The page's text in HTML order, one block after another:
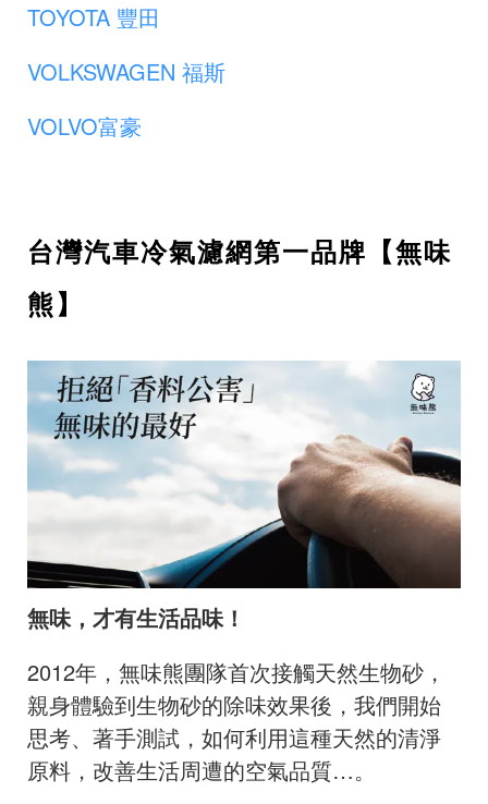
TOYOTA 豐田
VOLKSWAGEN 福斯
VOLVO富豪
台灣汽車冷氣濾網第一品牌【無味
熊】
無味，才有生活品味！
2012年，無味熊團隊首次接觸天然生物砂，
親身體驗到生物砂的除味效果後，我們開始
思考、著手測試，如何利用這種天然的清淨
原料，改善生活周遭的空氣品質…。